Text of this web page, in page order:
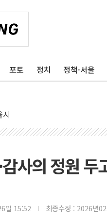
포토 정치 정책·서울
시
감사의 정원
일 15:52 최종수정 : 2026년